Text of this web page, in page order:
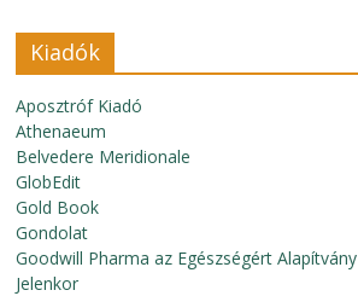
Kiadók
Aposztróf Kiadó
Athenaeum
Belvedere Meridionale
GlobEdit
Gold Book
Gondolat
Goodwill Pharma az Egészségért Alapítvány
Jelenkor